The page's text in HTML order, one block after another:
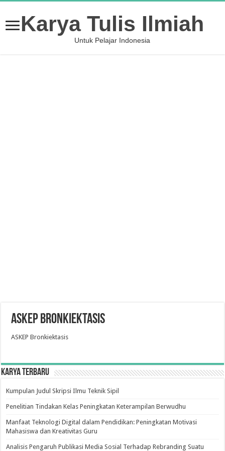
Karya Tulis Ilmiah
Untuk Pelajar Indonesia
ASKEP Bronkiektasis
ASKEP Bronkiektasis
Karya Terbaru
Kumpulan Judul Skripsi Ilmu Teknik Sipil
Penelitian Tindakan Kelas Peningkatan Keterampilan Berwudhu
Manfaat Teknologi Digital dalam Pendidikan: Peningkatan Motivasi
Mahasiswa dan Kreativitas Guru
Analisis Pengaruh Publikasi Media Sosial Terhadap Rebranding Suatu